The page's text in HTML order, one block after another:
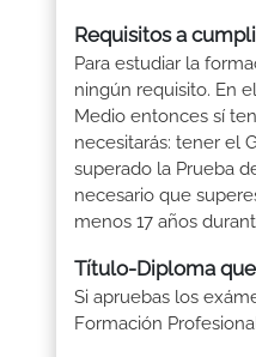
Requisitos a
Para estudiar la
ningún requisito. En
Medio entonces sí
necesitarás: tener el
superado la Prueba
necesario que
menos 17 años
Título-Diploma
Si apruebas los
Formación